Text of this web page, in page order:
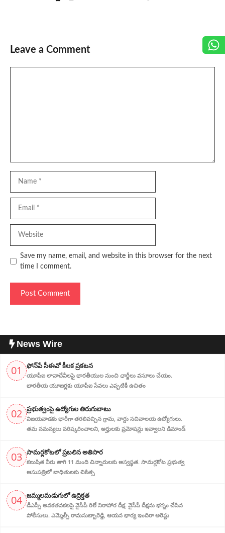
Leave a Comment
Save my name, email, and website in this browser for the next
time I comment.
News Wire
01 ఫోన్‌పే సీఈవో కీలక ప్రకటన
యూపీఐ లావాదేవీలపై భారతీయుల నుంచి ఛార్జీలు వసూలు చేయం.
భారతీయ యూజర్లకు యూపీఐ సేవలు ఎప్పటికీ ఉచితం
02 ప్ర‌భుత్వంపై ఉద్యోగుల తిరుగుబాటు
విజయవాడకు భారీగా తరలివచ్చిన గ్రామ‌, వార్డు సచివాలయ ఉద్యోగులు.
తమ సమస్యలు పరిష్కరించాలని, అర్హుల‌కు ప్రమోషన్లు ఇవ్వాలని డిమాండ్
03 సామర్లకోటలో ప్రబలిన అతిసార
కలుషిత నీరు తాగి 11 మంది చిన్నారులకు అస్వస్థత. సామర్లకోట ప్రభుత్వ
ఆసుపత్రిలో బాధితులకు చికిత్స
04 జ‌మ్మ‌ల‌మ‌డుగులో ఉద్రిక్త‌త‌
డీఎస్సీ అవ‌క‌త‌వ‌క‌ల‌పై వైసీపీ రిలే నిరాహార‌ దీక్ష‌. వైసీపీ దీక్ష‌ను భ‌గ్నం చేసిన
పోలీసులు. ఎమ్మెల్సీ రామసుబ్బారెడ్డి, ఆయ‌న‌ భార్య ఇందిరా అరెస్టు